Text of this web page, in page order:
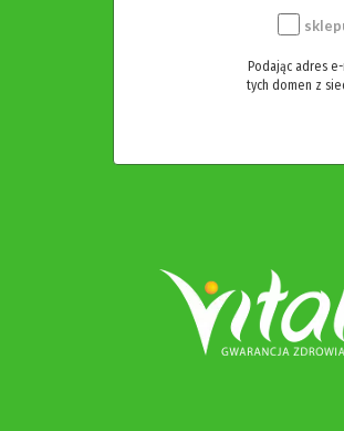
Podając adres
tych domen z